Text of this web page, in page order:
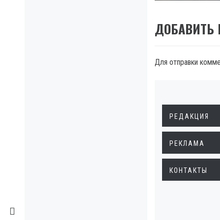
ДОБАВИТЬ
Для отправки
РЕДАКЦИЯ
РЕКЛАМА
КОНТАКТЫ